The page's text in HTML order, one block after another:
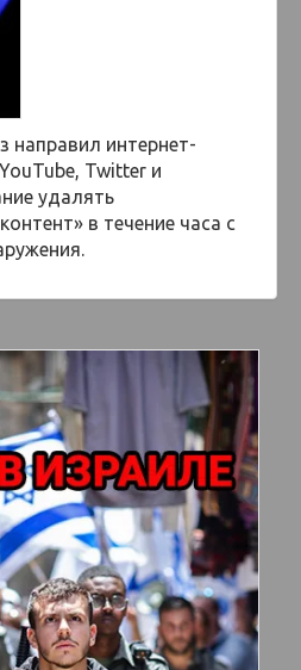
направил интернет-
Twitter и
удалять
в течение часа с